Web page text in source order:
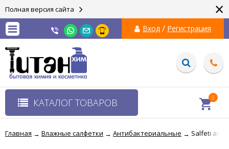
Полная версия сайта ×
Вход / Регистрация
КАТАЛОГ ТОВАРОВ 0
Главная → Влажные салфетки → Антибактериальные → Salfeti